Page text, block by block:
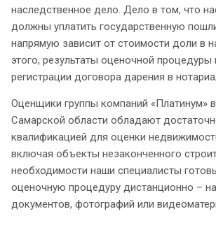
наследственное дело. Дело в том, что
должны уплатить государственную
напрямую зависит от стоимости доли в
этого, результаты оценочной процедуры
регистрации договора дарения в
Оценщики группы компаний «Платинум»
Самарской области обладают
квалификацией для оценки
включая объекты незаконченного
необходимости наши специалисты
оценочную процедуру дистанционно –
документов, фотографий или